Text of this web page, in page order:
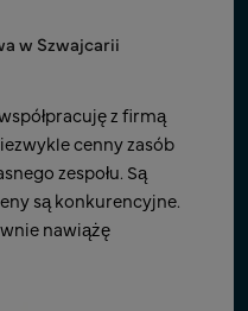
kilku produktów na
odpowiadali, byli
doskonałe
regulacyjnego. Cena
innymi podobnymi
doceniamy
raporty o
i LR
partnerem w
dla naszej
jako
startup, zdobycie
światowych
Konkurencyjne ceny
nam uzyskać tę
w Szwajcarii
z firmą
cenny zasób
zespołu. Są
są konkurencyjne.
nawiążę